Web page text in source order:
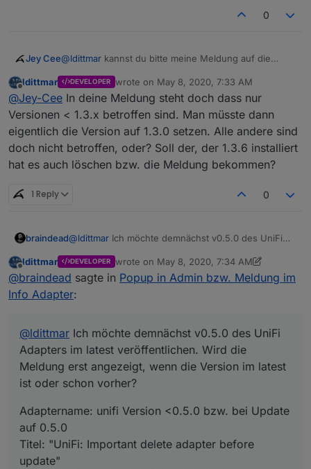
0
Jey Cee@ldittmar kannst du bitte meine Meldung auf die
Offline
ldittmar DEVELOPER wrote on May 8, 2020, 7:33 AM
last edited by
@Jey-Cee In deine Meldung steht doch dass nur
Versionen < 1.3.x betroffen sind. Man müsste dann
eigentlich die Version auf 1.3.0 setzen. Alle andere sind
doch nicht betroffen, oder? Soll der, der 1.3.6 installiert
hat es auch löschen bzw. die Meldung bekommen?
1 Reply 0
braindead@ldittmar Ich möchte demnächst v0.5.0 des UniFi
erst angezeigt, wenn die Version im latest ist oder
schon vorher?
Adaptername: unifi Version <0.5.0 bzw. bei Update
auf 0.5.0
Titel: "UniFi: Important delete adapter before
changes. Besides that less information will be pulled
into your ioBroker. To start with a clean object
structure, please delete the adapter before updating
to v0.5.0."
Offline
ldittmar DEVELOPER wrote on May 8, 2020, 7:34 AM
last edited by ldittmarMay 8, 2020, 9:51 AM
@braindead sagte in Popup in Admin bzw. Meldung im
Info Adapter:
@ldittmar Ich möchte demnächst v0.5.0 des UniFi
Adapters im latest veröffentlichen. Wird die
Meldung erst angezeigt, wenn die Version im latest
ist oder schon vorher?
Adaptername: unifi Version <0.5.0 bzw. bei Update
auf 0.5.0
Titel: "UniFi: Important delete adapter before
update"